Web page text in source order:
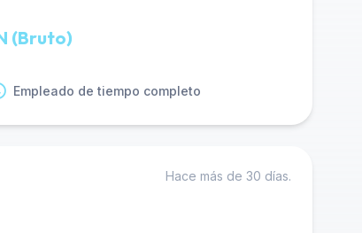
(Bruto)
Empleado de tiempo completo
Hace más de 30 días.